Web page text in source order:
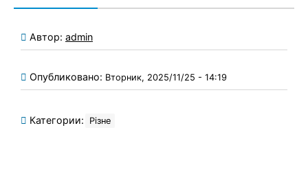
Автор: admin
Опубликовано: Вторник, 2025/11/25 - 14:19
Категории: Різне